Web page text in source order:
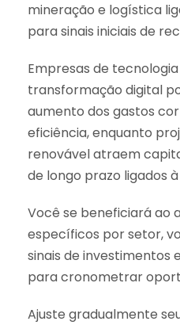
mineração e logística
para sinais iniciais de
Empresas de
transformação digital
aumento dos gastos
eficiência, enquanto
renovável atraem
de longo prazo ligados
Você se beneficiará ao
específicos por setor,
sinais de investimentos
para cronometrar
Ajuste gradualmente